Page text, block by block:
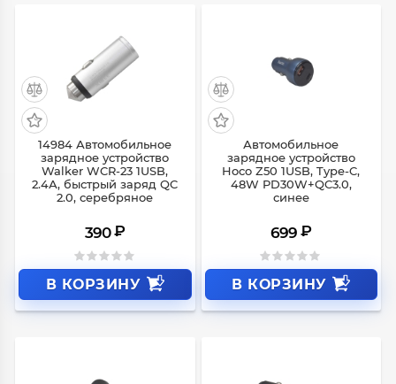
14984 Автомобильное
зарядное устройство
Walker WCR-23 1USB,
2.4А, быстрый заряд QC
2.0, серебряное
390 ₽
В КОРЗИНУ
Автомобильное
зарядное устройство
Hoco Z50 1USB, Type-C,
48W PD30W+QC3.0,
синее
699 ₽
В КОРЗИНУ